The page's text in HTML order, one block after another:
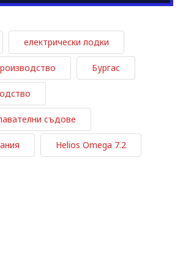
електрически лодки
Бургас
съдове
Helios Omega 7.2